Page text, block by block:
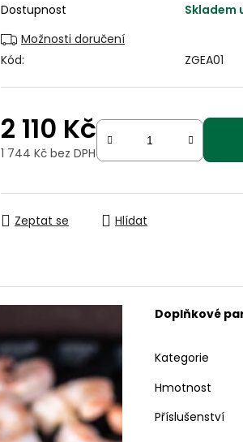
Dostupnost
Skladem
Možnosti doručení
Kód:
ZGEA01
2 110 Kč
1 744 Kč bez DPH
Zeptat se Hlídat
Doplňkové
Kategorie
Hmotnost
Příslušenství